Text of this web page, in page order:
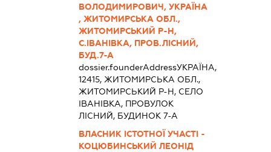
ВОЛОДИМИРОВИЧ, УКРАЇНА
, ЖИТОМИРСЬКА ОБЛ.,
ЖИТОМИРСЬКИЙ Р-Н,
С.ІВАНІВКА, ПРОВ.ЛІСНИЙ,
БУД.7-А
dossier.founderAddressУКРАЇНА,
12415, ЖИТОМИРСЬКА ОБЛ.,
ЖИТОМИРСЬКИЙ Р-Н, СЕЛО
ІВАНІВКА, ПРОВУЛОК
ЛІСНИЙ, БУДИНОК 7-А
ВЛАСНИК ІСТОТНОЇ УЧАСТІ -
КОЦЮБИНСЬКИЙ ЛЕОНІД